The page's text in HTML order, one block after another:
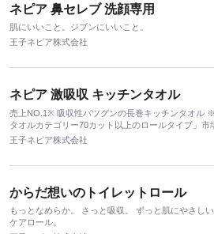
ネピア 鼻セレブ 洗顔専用
肌にいいこと。ジブンにいいこと。
王子ネピア株式会社
ネピア 激吸収 キッチンタオル
売上NO.1※ 吸収性バツグンの長巻キッチンタオル ※「ペーパー
タオルカテゴリー70カット以上のロールタイプ」市
吸収キッチンタオルブランド、累計販売金額 容量シ
王子ネピア株式会社
からだ想いのトイレットロール
もっとなめらか。 さっと吸収。 ずっと肌にやさし
ケアロール。